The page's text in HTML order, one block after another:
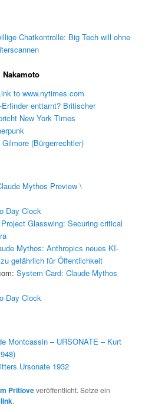
Chatkontrolle: Big Tech will ohne
Nakamoto
to www.nytimes.com
enttarnt? Britischer
New York Times
(Bürgerrechtler)
Mythos Preview \
Day Clock
Project Glasswing: Securing critical
Mythos: Anthropics neues KI-
gefährlich für Öffentlichkeit
System Card: Claude Mythos
Day Clock
Montcassin – URSONATE – Kurt
Ursonate 1932
Pritloveveröffentlicht. Setze ein
.